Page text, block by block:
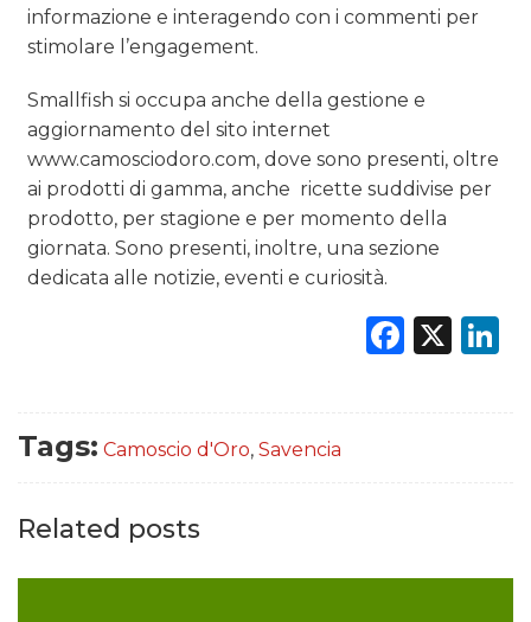
informazione e interagendo con i commenti per
stimolare l’engagement.
Smallfish si occupa anche della gestione e
aggiornamento del sito internet
www.camosciodoro.com, dove sono presenti, oltre
ai prodotti di gamma, anche ricette suddivise per
prodotto, per stagione e per momento della
giornata. Sono presenti, inoltre, una sezione
dedicata alle notizie, eventi e curiosità.
X
Tags: Camoscio d'Oro, Savencia
Related posts